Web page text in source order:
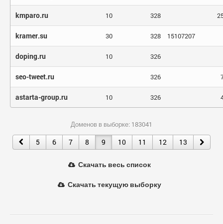
kmparo.ru 10 328
kramer.su 30 328 15107207
doping.ru 10 326
seo-tweet.ru 326
astarta-group.ru 10 326
Доменов в выборке: 183041
5 6 7 8 9 10 11 12 13
Скачать весь список
Скачать текущую выборку